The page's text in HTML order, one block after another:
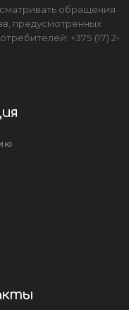
обращения
предусмотренных
+375 (17) 2-